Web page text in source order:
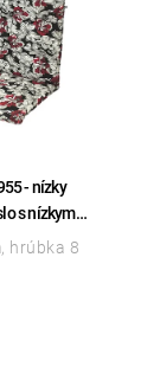
- nízky
s nízkym
hrúbka 8